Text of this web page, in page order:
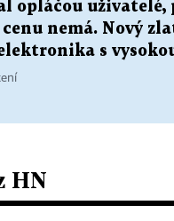
opláčou uživatelé,
nemá. Nový
s
HN